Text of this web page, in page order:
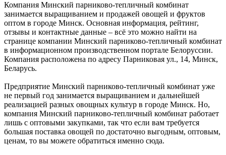
Компания Минский парниково-тепличный комбинат
занимается выращиванием и продажей овощей и фруктов
оптом в городе Минск. Основная информация, рейтинг,
отзывы и контактные данные – всё это можно найти на
странице компании Минский парниково-тепличный комбинат
в информационном производственном портале Белоруссии.
Компания расположена по адресу Парниковая ул., 14, Минск,
Беларусь.
Предприятие Минский парниково-тепличный комбинат уже
не первый год занимается выращиванием и дальнейшей
реализацией разных овощных культур в городе Минск. Но,
компания Минский парниково-тепличный комбинат работает
лишь с оптовыми закупками, так что если вам требуется
большая поставка овощей по достаточно выгодным, оптовым,
ценам, то вы можете обратиться именно сюда.